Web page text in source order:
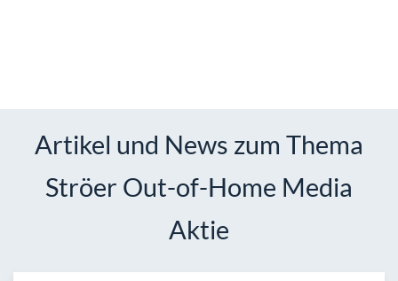
Artikel und News zum Thema
Ströer Out-of-Home Media
Aktie